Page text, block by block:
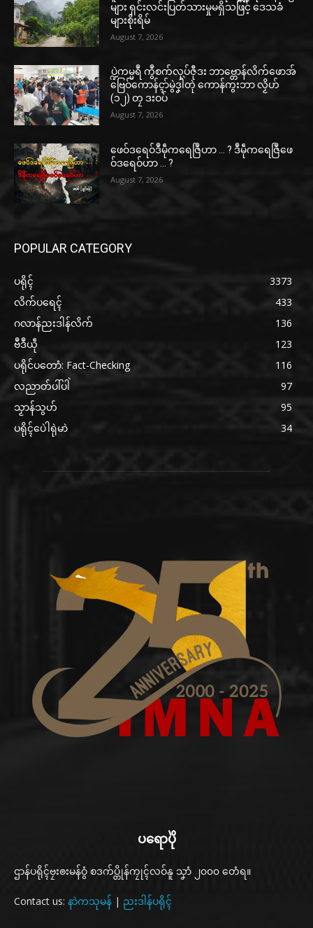
များ ရှင်းလင်းပြတ်သားမှုမရှိသဖြင့် ဒေသခံ
များစိုးရိမ်
August 7, 2026
ပ္ဍဲကမ္မရဳ ကွဳစက်လုပ်ဇီုဒး ဘာဗ္တောန်လိက်ဖောအ်
ဗြေဝ်ကောန်ၚာ်မွဲဒၞါဲတုဲ ကောန်ကွးဘာ လၟိဟ်
(၁၂) တၠ ဒးဝပ်
August 7, 2026
ဖေဝ်ဒရေဝ်ဒဳမဵုကရေဇြဳဟာ … ? ဒဳမဵုကရေဇြဳဖေ
ဝ်ဒရေဝ်ဟာ … ?
August 7, 2026
POPULAR CATEGORY
ပရိုၚ်
3373
လိက်ပရေၚ်
433
ဂလာန်ညးဒါန်လိက်
136
ဗဳဒဳယဵု
123
ပရိုင်ပတောံ: Fact-Checking
116
လညာတ်ပါ်ပါဲ
97
သၟာန်သွဟ်
95
ပရိုၚ်ပေဲါရုဲမာဲ
34
ပရောပိုဲ
ဌာန်ပရိုၚ်ဗၠးၜးမန်ဝွံ စဒက်ပ္တိုန်ကၠုၚ်လဝ်နူ သၞာံ ၂၀၀၀ တေံရ။
Contact us: နာဲကသုမန် | ညးဒါန်ပရိုၚ်